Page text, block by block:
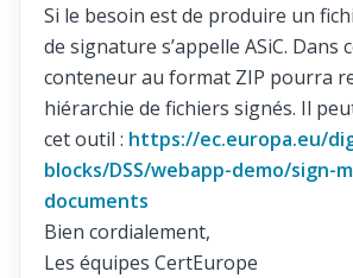
Si le besoin est de produire un
de signature s’appelle ASiC. Dans
conteneur au format ZIP pourra
hiérarchie de fichiers signés. Il
cet outil : https://ec.europa.eu/
blocks/DSS/webapp-demo/sign-
documents
Bien cordialement,
Les équipes CertEurope